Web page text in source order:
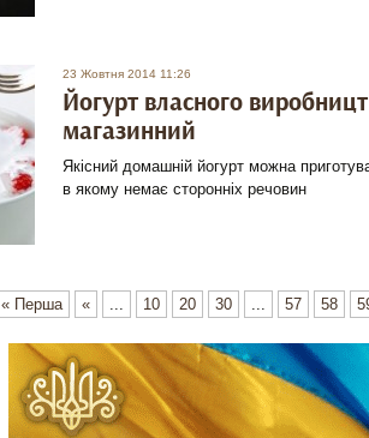
23 Жовтня 2014 11:26
Йогурт власного
магазинний
Якісний домашній йогурт можна
в якому немає сторонніх речовин
« Перша « ... 10 20 30 ... 57 58